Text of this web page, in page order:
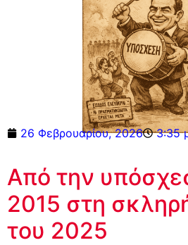
26 Φεβρουαρίου, 2026 3:35
Από την
2015 στη
του 2025